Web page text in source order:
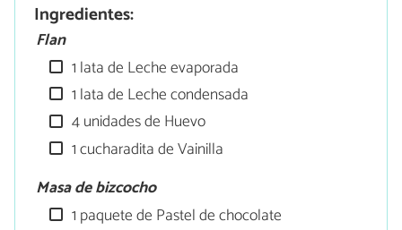
Ingredientes:
Flan
1 lata de Leche evaporada
1 lata de Leche condensada
4 unidades de Huevo
1 cucharadita de Vainilla
Masa de bizcocho
1 paquete de Pastel de chocolate